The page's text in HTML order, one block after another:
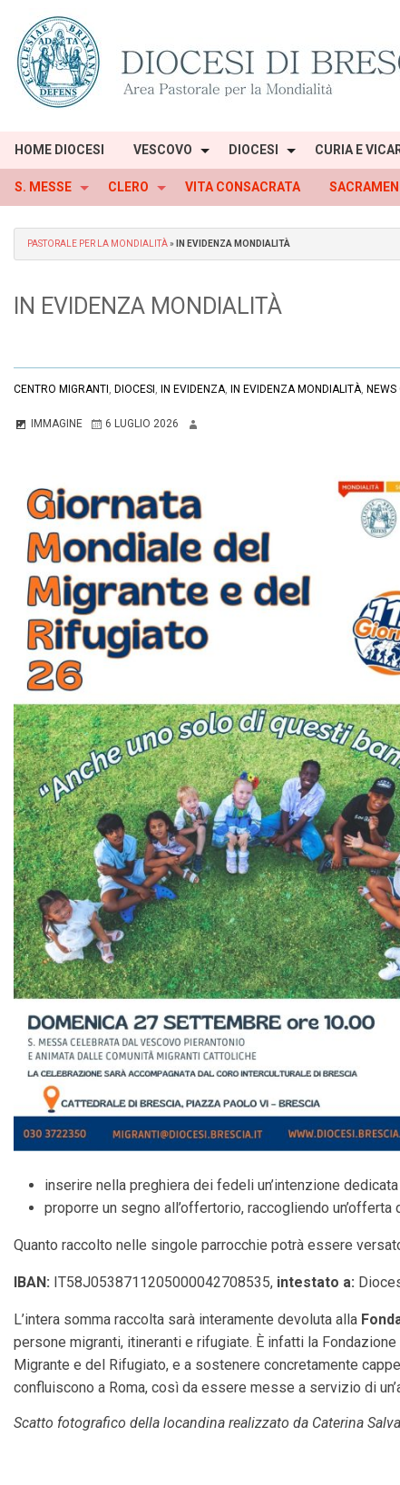
content
HOME DIOCESI VESCOVO DIOCESI CURIA E
S. MESSE CLERO VITA CONSACRATA
PASTORALE PER LA MONDIALITÀ» IN EVIDENZA MONDIALITÀ
IN EVIDENZA MONDIALITÀ
CENTRO MIGRANTI , DIOCESI , IN EVIDENZA, IN EVIDENZA MONDIALITÀ, NEWS
IMMAGINE 6 LUGLIO 2026
inserire nella preghiera dei fedeli un’intenzione
proporre un segno all’offertorio, raccogliendo
Quanto raccolto nelle singole parrocchie potrà essere
IBAN: IT58J0538711205000042708535, intestato a:
L’intera somma raccolta sarà interamente devoluta alla
persone migranti, itineranti e rifugiate. È infatti la
Migrante e del Rifugiato, e a sostenere concretamente
confluiscono a Roma, così da essere messe a servizio di
Scatto fotografico della locandina realizzato da Caterina